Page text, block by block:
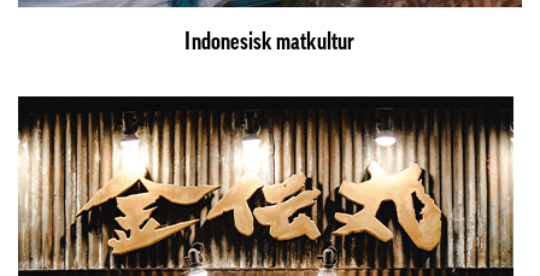
Indonesisk matkultur